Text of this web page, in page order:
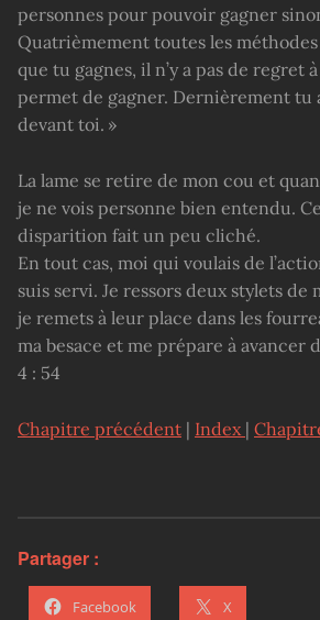
personnes pour pouvoir gagner
Quatrièmement toutes les
que tu gagnes, il n’y a pas de regret
permet de gagner. Dernièrement tu
devant toi. »
La lame se retire de mon cou et
je ne vois personne bien entendu.
disparition fait un peu cliché.
En tout cas, moi qui voulais de
suis servi. Je ressors deux stylets
je remets à leur place dans les
ma besace et me prépare à avancer
4 : 54
Chapitre précédent | Index |
Partager :
Facebook X